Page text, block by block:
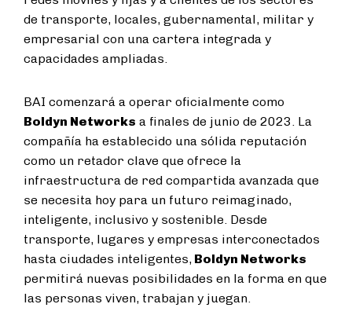
de transporte, locales, gubernamental, militar y
empresarial con una cartera integrada y
capacidades ampliadas.
BAI comenzará a operar oficialmente como
Boldyn Networks a finales de junio de 2023. La
compañía ha establecido una sólida reputación
como un retador clave que ofrece la
infraestructura de red compartida avanzada que
se necesita hoy para un futuro reimaginado,
inteligente, inclusivo y sostenible. Desde
transporte, lugares y empresas interconectados
hasta ciudades inteligentes, Boldyn Networks
permitirá nuevas posibilidades en la forma en que
las personas viven, trabajan y juegan.